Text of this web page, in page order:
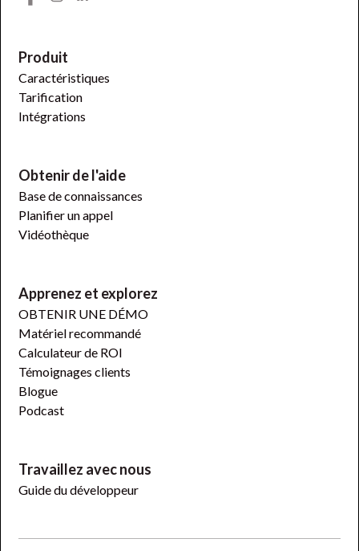
Produit
Caractéristiques
Tarification
Intégrations
Obtenir de l'aide
Base de connaissances
Planifier un appel
Vidéothèque
Apprenez et explorez
OBTENIR UNE DÉMO
Matériel recommandé
Calculateur de ROI
Témoignages clients
Blogue
Podcast
Travaillez avec nous
Guide du développeur